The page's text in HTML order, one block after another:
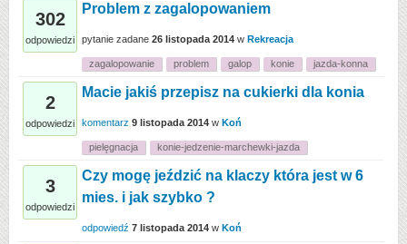
302
odpowiedzi
Problem z zagalopowaniem
pytanie zadane 26 listopada 2014 w Rekreacja
zagalopowanie problem galop konie jazda-konna
2
odpowiedzi
Macie jakiś przepisz na cukierki dla konia
komentarz 9 listopada 2014 w Koń
pielęgnacja konie-jedzenie-marchewki-jazda
3
odpowiedzi
Czy mogę jeździć na klaczy która jest w 6
mies. i jak szybko ?
odpowiedź 7 listopada 2014 w Koń